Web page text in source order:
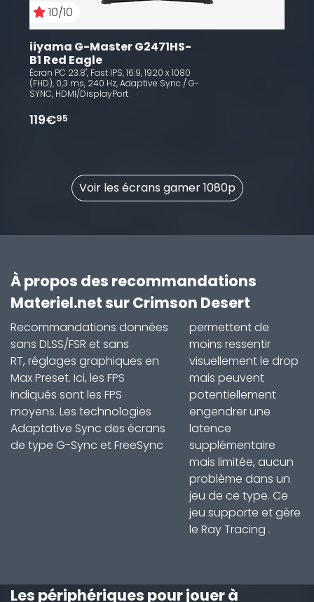
10/10
iiyama G-Master G2471HS-
B1 Red Eagle
Écran PC 23.8", Fast IPS, 16:9, 1920 x 1080
(FHD), 0,3 ms, 240 Hz, Adaptive Sync / G-
SYNC, HDMI/DisplayPort
119€95
Voir les écrans gamer 1080p
À propos des recommandations
Materiel.net sur Crimson Desert
Recommandations données
sans DLSS/FSR et sans
RT, réglages graphiques en
Max Preset. Ici, les FPS
indiqués sont les FPS
moyens. Les technologies
Adaptative Sync des écrans
de type G-Sync et FreeSync
permettent de
moins ressentir
visuellement le drop
mais peuvent
potentiellement
engendrer une
latence
supplémentaire
mais limitée, aucun
problème dans un
jeu de ce type. Ce
jeu supporte et gère
le Ray Tracing .
Les périphériques pour jouer à